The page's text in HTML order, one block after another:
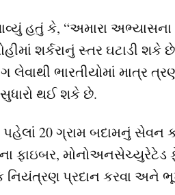
હતું કે, “અમારા
શર્કરાનું સ્તર ઘટાડી
લેવાથી ભારતીયોમાં માત્ર
થઈ શકે છે.
20 ગ્રામ બદામનું સેવન
ફાઇબર,
પ્રદાન કરવા અને ભૂખ